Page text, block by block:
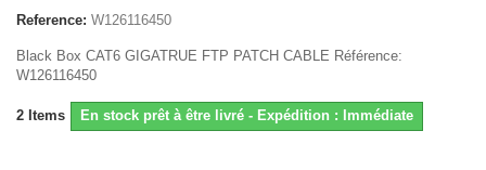
Reference: W126116450
Black Box CAT6 GIGATRUE FTP PATCH CABLE Référence:
W126116450
2 Items En stock prêt à être livré - Expédition : Immédiate